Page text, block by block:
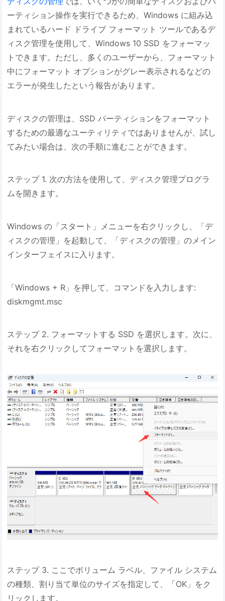
ーティション操作を実行できるため、Windows に組み込
まれているハード ドライブ フォーマット ツールであるデ
ィスク管理を使用して、Windows 10 SSD をフォーマッ
トできます。ただし、多くのユーザーから、フォーマット
中にフォーマット オプションがグレー表示されるなどの
エラーが発生したという報告があります。
ディスクの管理は、SSD パーティションをフォーマット
するための最適なユーティリティではありませんが、試し
てみたい場合は、次の手順に進むことができます。
ステップ 1. 次の方法を使用して、ディスク管理プログラ
ムを開きます。
Windows の「スタート」メニューを右クリックし、「デ
ィスクの管理」を起動して、「ディスクの管理」のメイン
インターフェイスに入ります。
「Windows + R」を押して、コマンドを入力します:
diskmgmt.msc
ステップ 2. フォーマットする SSD を選択します。次に、
それを右クリックしてフォーマットを選択します。
ステップ 3. ここでボリューム ラベル、ファイル システム
の種類、割り当て単位のサイズを指定して、「OK」をク
リックします。